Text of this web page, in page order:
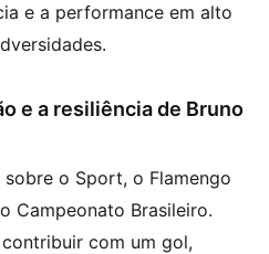
e a performance em alto
e a resiliência de Bruno
o Sport, o Flamengo
Campeonato Brasileiro.
com um gol,